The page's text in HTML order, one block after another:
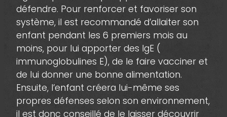
défendre. Pour renforcer et favoriser son
système, il est recommandé d’allaiter son
enfant pendant les 6 premiers mois au
moins, pour lui apporter des IgE (
immunoglobulines E), de le faire vacciner et
de lui donner une bonne alimentation.
Ensuite, l’enfant créera lui-même ses
propres défenses selon son environnement,
il est donc conseillé de le laisser découvrir